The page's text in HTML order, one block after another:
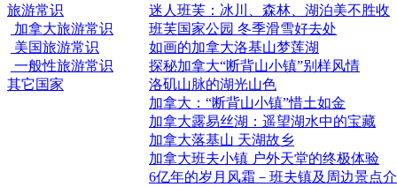
旅游常识
加拿大旅游常识
美国旅游常识
一般性旅游常识
其它国家
迷人班芙：冰川、森林、湖泊美不胜收
班芙国家公园 冬季滑雪好去处
如画的加拿大洛基山梦莲湖
探秘加拿大“断背山小镇”别样风情
洛矶山脉的湖光山色
加拿大：“断背山小镇”惜土如金
加拿大露易丝湖：遥望湖水中的宝藏
加拿大落基山 天湖故乡
加拿大班夫小镇 户外天堂的终极体验
6亿年的岁月风霜－班夫镇及周边景点